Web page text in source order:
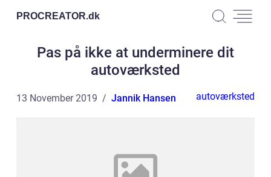
PROCREATOR.dk
Pas på ikke at underminere dit
autoværksted
13 November 2019 Jannik Hansen autoværksted